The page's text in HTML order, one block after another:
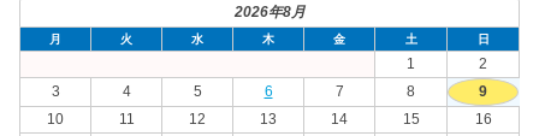
2026年8月
月 火 水 木 金 土 日
1
2
3
4 5 6 7 8
9
10
11 12 13 14 15
16